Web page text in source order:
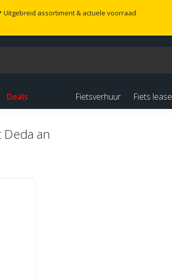
Uitgebreid assortiment & actuele voorraad
Deals Fietsverhuur Fiets lease
an